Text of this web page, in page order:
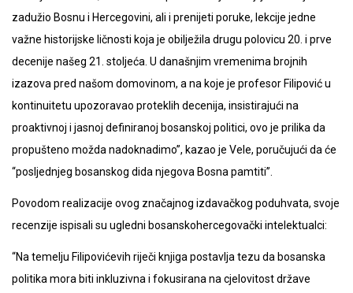
zadužio Bosnu i Hercegovini, ali i prenijeti poruke, lekcije jedne
važne historijske ličnosti koja je obilježila drugu polovicu 20. i prve
decenije našeg 21. stoljeća. U današnjim vremenima brojnih
izazova pred našom domovinom, a na koje je profesor Filipović u
kontinuitetu upozoravao proteklih decenija, insistirajući na
proaktivnoj i jasnoj definiranoj bosanskoj politici, ovo je prilika da
propušteno možda nadoknadimo”, kazao je Vele, poručujući da će
“posljednjeg bosanskog dida njegova Bosna pamtiti”.
Povodom realizacije ovog značajnog izdavačkog poduhvata, svoje
recenzije ispisali su ugledni bosanskohercegovački intelektualci:
“Na temelju Filipovićevih riječi knjiga postavlja tezu da bosanska
politika mora biti inkluzivna i fokusirana na cjelovitost države